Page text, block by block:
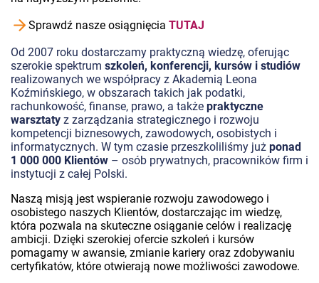
Sprawdź nasze osiągnięcia TUTAJ
Od 2007 roku dostarczamy praktyczną wiedzę, oferując
szerokie spektrum szkoleń, konferencji, kursów i studiów
realizowanych we współpracy z Akademią Leona
Koźmińskiego, w obszarach takich jak podatki,
rachunkowość, finanse, prawo, a także praktyczne
warsztaty z zarządzania strategicznego i rozwoju
kompetencji biznesowych, zawodowych, osobistych i
informatycznych. W tym czasie przeszkoliliśmy już ponad
1 000 000 Klientów – osób prywatnych, pracowników firm i
instytucji z całej Polski.
Naszą misją jest wspieranie rozwoju zawodowego i
osobistego naszych Klientów, dostarczając im wiedzę,
która pozwala na skuteczne osiąganie celów i realizację
ambicji. Dzięki szerokiej ofercie szkoleń i kursów
pomagamy w awansie, zmianie kariery oraz zdobywaniu
certyfikatów, które otwierają nowe możliwości zawodowe.